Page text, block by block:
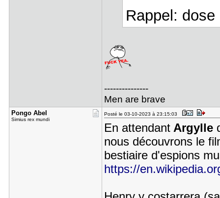
Rappel:
---------------
Men are brave
Pongo Abel
Simius rex mundi
Posté le 03-10-2023 à 23:15:03
En attendantArgylle
nous découvrons le
bestiaire d'espions
https://